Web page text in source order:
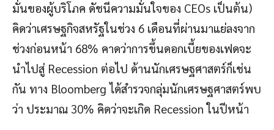
มั่นของผู้บริโภค ดัชนีความมั่นใจของ CEOs เป็นต้น)
คิดว่าเศรษฐกิจสหรัฐในช่วง 6 เดือนที่ผ่านมาแย่ลงจาก
ช่วงก่อนหน้า 68% คาดว่าการขึ้นดอกเบี้ยของเฟดจะ
นำไปสู่ Recession ต่อไป ด้านนักเศรษฐศาสตร์ก็เช่น
กัน ทาง Bloomberg ได้สำรวจกลุ่มนักเศรษฐศาสตร์พบ
ว่า ประมาณ 30% คิดว่าจะเกิด Recession ในปีหน้า